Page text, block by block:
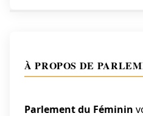
À PROPOS DE
Parlement du Féminin